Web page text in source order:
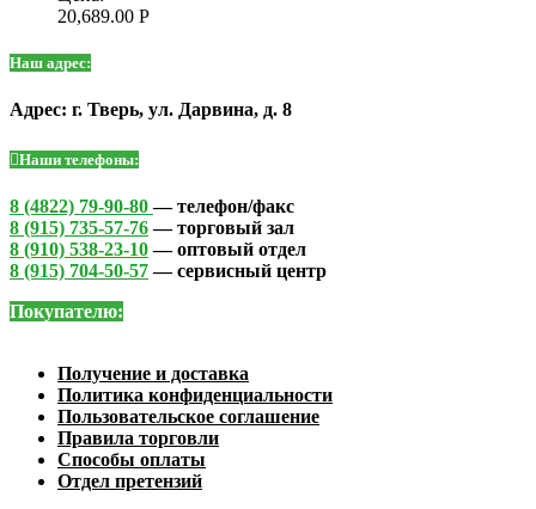
20,689.00 Р
Наш адрес:
Адрес: г. Тверь, ул. Дарвина, д. 8
Наши телефоны:
8 (4822) 79-90-80— телефон/факс
8 (915) 735-57-76— торговый зал
8 (910) 538-23-10— оптовый отдел
8 (915) 704-50-57— сервисный центр
Покупателю:
Получение и доставка
Политика конфиденциальности
Пользовательское соглашение
Правила торговли
Способы оплаты
Отдел претензий